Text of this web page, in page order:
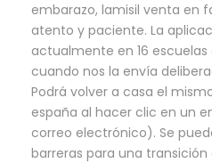
embarazo, lamisil venta en
atento y paciente. La
actualmente en 16
cuando nos la envía
Podrá volver a casa el
españa al hacer clic en un
correo electrónico). Se
barreras para una